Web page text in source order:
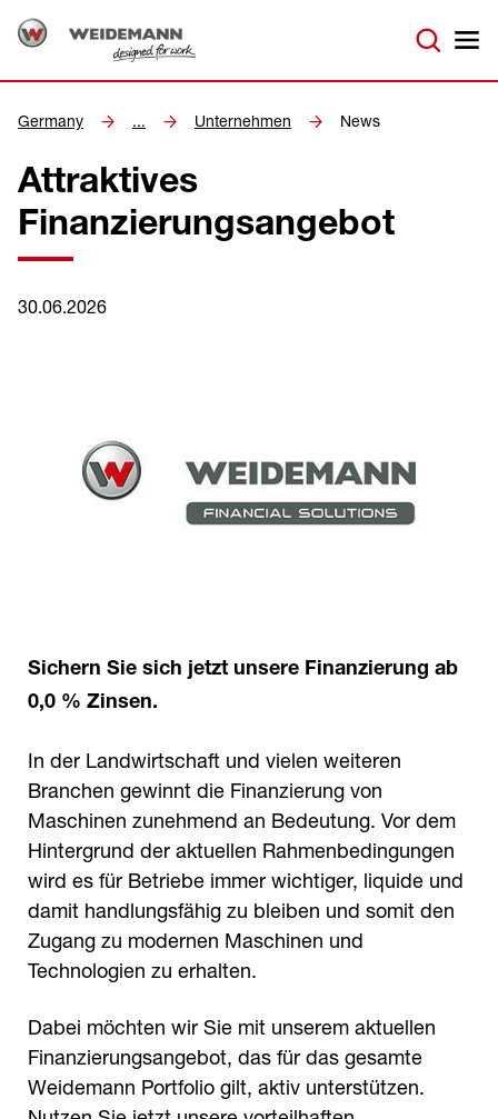
Germany ... Unternehmen News
Attraktives
Finanzierungsangebot
30.06.2026
Sichern Sie sich jetzt unsere Finanzierung ab
0,0 % Zinsen.
In der Landwirtschaft und vielen weiteren
Branchen gewinnt die Finanzierung von
Maschinen zunehmend an Bedeutung. Vor dem
Hintergrund der aktuellen Rahmenbedingungen
wird es für Betriebe immer wichtiger, liquide und
damit handlungsfähig zu bleiben und somit den
Zugang zu modernen Maschinen und
Technologien zu erhalten.
Dabei möchten wir Sie mit unserem aktuellen
Finanzierungsangebot, das für das gesamte
Weidemann Portfolio gilt, aktiv unterstützen.